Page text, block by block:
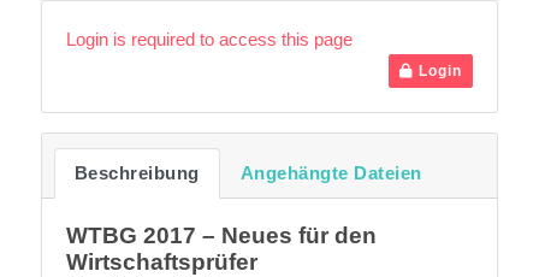
Login is required to access this page
Login
Beschreibung Angehängte Dateien
WTBG 2017 – Neues für den
Wirtschaftsprüfer